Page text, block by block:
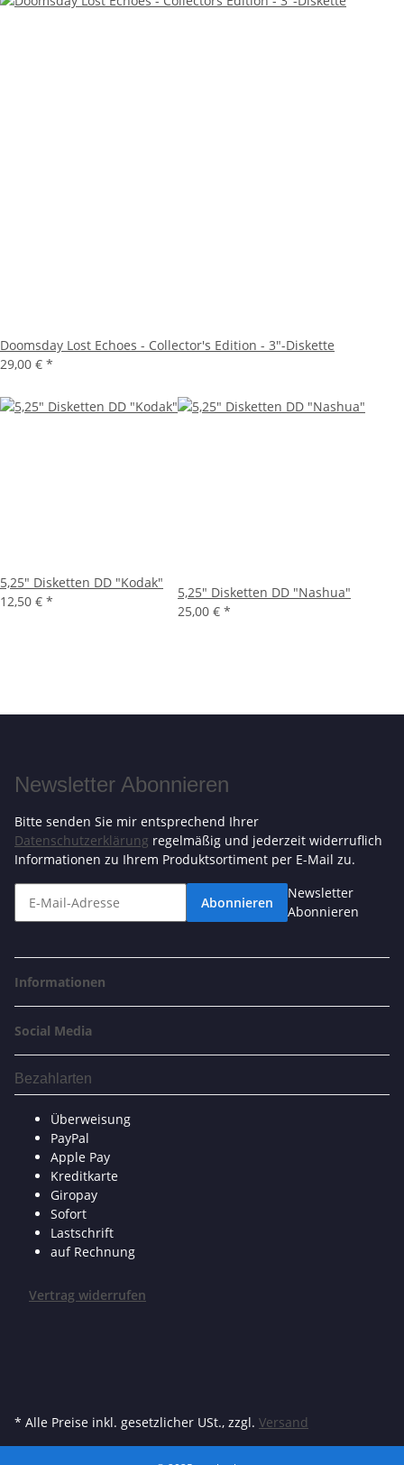
Doomsday Lost Echoes - Collector's Edition - 3"-Diskette
29,00 € *
5,25" Disketten DD "Kodak"
12,50 € *
5,25" Disketten DD "Nashua"
25,00 € *
Newsletter Abonnieren
Bitte senden Sie mir entsprechend Ihrer
Datenschutzerklärung regelmäßig und jederzeit widerruflich
Informationen zu Ihrem Produktsortiment per E-Mail zu.
Abonnieren
Newsletter
Abonnieren
Informationen
Social Media
Bezahlarten
Überweisung
PayPal
Apple Pay
Kreditkarte
Giropay
Sofort
Lastschrift
auf Rechnung
Vertrag widerrufen
* Alle Preise inkl. gesetzlicher USt., zzgl. Versand